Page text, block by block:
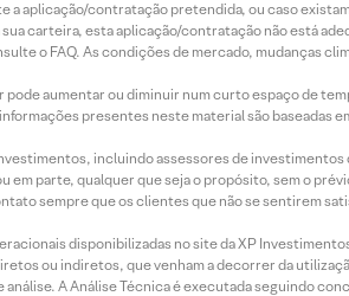
a aplicação/contratação pretendida, ou caso
carteira, esta aplicação/contratação não está
o FAQ. As condições de mercado, mudanças
aumentar ou diminuir num curto espaço de
presentes neste material são baseadas
incluindo assessores de investimentos
em parte, qualquer que seja o propósito, sem o
sempre que os clientes que não se sentirem
disponibilizadas no site da XP
ou indiretos, que venham a decorrer da
A Análise Técnica é executada seguindo